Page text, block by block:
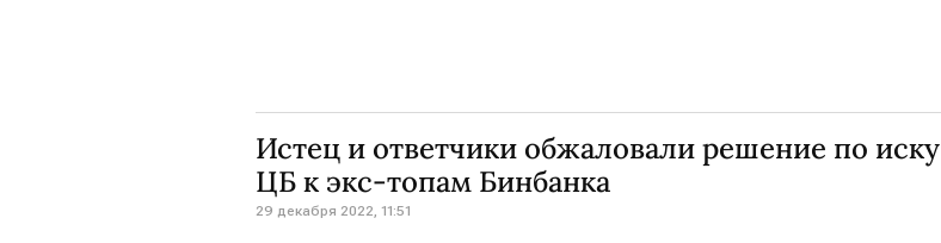
Истец и ответчики обжаловали решение по иску
ЦБ к экс-топам Бинбанка
29 декабря 2022, 11:51